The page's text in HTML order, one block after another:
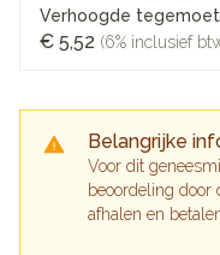
Verhoogde
€ 5,52 (6% inclusief
Belangrijke
Voor dit
beoordeling door
afhalen en